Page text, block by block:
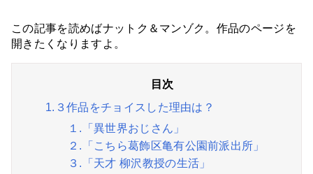
この記事を読めばナットク＆マンゾク。作品のページを
開きたくなりますよ。
1.３作品をチョイスした理由は？
１.「異世界おじさん」
２.「こちら葛飾区亀有公園前派出所」
３.「天才 柳沢教授の生活」